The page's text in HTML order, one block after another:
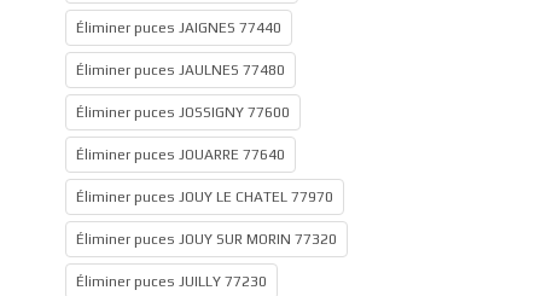
Éliminer puces JAIGNES 77440
Éliminer puces JAULNES 77480
Éliminer puces JOSSIGNY 77600
Éliminer puces JOUARRE 77640
Éliminer puces JOUY LE CHATEL 77970
Éliminer puces JOUY SUR MORIN 77320
Éliminer puces JUILLY 77230